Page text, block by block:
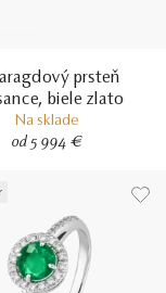
prsteň
biele zlato
Na sklade
od 5 994 €